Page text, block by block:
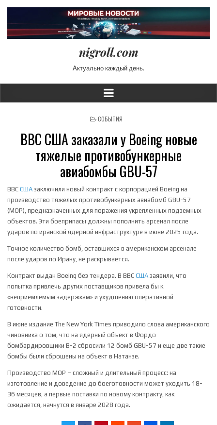
nigroll.com
Актуально каждый день.
POSTED IN
СОБЫТИЯ
ВВС США заказали у Boeing новые
тяжелые противобункерные
авиабомбы GBU-57
ВВС США заключили новый контракт с корпорацией Boeing на
производство тяжелых противобункерных авиабомб GBU-57
(MOP), предназначенных для поражения укрепленных подземных
объектов. Эти боеприпасы должны пополнить арсенал после
ударов по иранской ядерной инфраструктуре в июне 2025 года.
Точное количество бомб, оставшихся в американском арсенале
после ударов по Ирану, не раскрывается.
Контракт выдан Boeing без тендера. В ВВС США заявили, что
попытка привлечь других поставщиков привела бы к
«неприемлемым задержкам» и ухудшению оперативной
готовности.
В июне издание The New York Times приводило слова американского
чиновника о том, что на ядерный объект в Фордо
бомбардировщики B-2 сбросили 12 бомб GBU-57 и еще две такие
бомбы были сброшены на объект в Натанзе.
Производство MOP – сложный и длительный процесс: на
изготовление и доведение до боеготовности может уходить 18-
36 месяцев, а первые поставки по новому контракту, как
ожидается, начнутся в январе 2028 года.